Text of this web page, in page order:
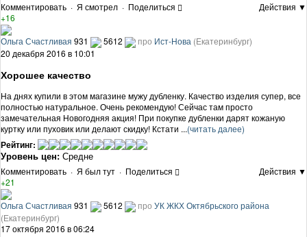
Комментировать · Я смотрел · Поделиться
Действия ▼
+16
Ольга Счастливая 931 5612 про Ист-Нова (Екатеринбург)
20 декабря 2016 в 10:01
Хорошее качество
На днях купили в этом магазине мужу дубленку. Качество изделия супер, все
полностью натуральное. Очень рекомендую! Сейчас там просто
замечательная Новогодняя акция! При покупке дубленки дарят кожаную
куртку или пуховик или делают скидку! Кстати ...(читать далее)
Рейтинг:
Уровень цен: Средне
Комментировать · Я был тут · Поделиться
Действия ▼
+21
Ольга Счастливая 931 5612 про УК ЖКХ Октябрьского района
(Екатеринбург)
17 октября 2016 в 06:24